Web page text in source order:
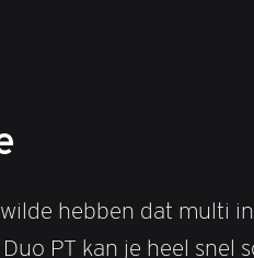
hebben dat multi
PT kan je heel snel